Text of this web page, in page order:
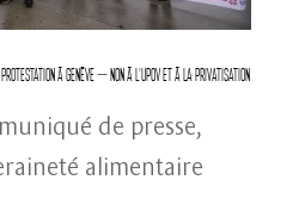
protestation à Genève – non à l’UPOV et à la privatisation
de presse,
alimentaire